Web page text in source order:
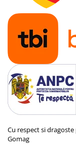
Cu respect si
Gomag